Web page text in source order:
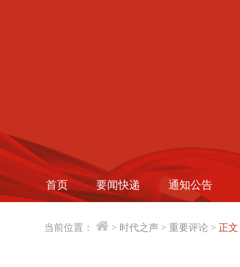
首页 要闻快递 通知公告
当前位置： > 时代之声 > 重要评论 > 正文